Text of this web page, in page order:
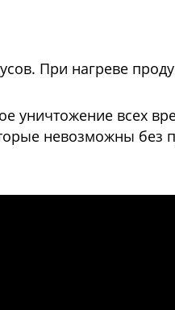
При нагреве
уничтожение всех
невозможны без